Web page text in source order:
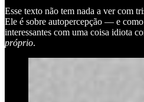
Esse texto não tem nada a ver com
Ele é sobre autopercepção — e
interessantes com uma coisa idiota
próprio.